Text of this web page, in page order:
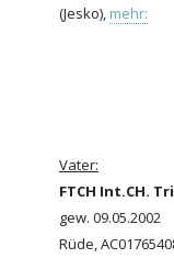
(Jesko), mehr:
Vater:
FTCH Int.CH.
gew. 09.05.2002
Rüde,